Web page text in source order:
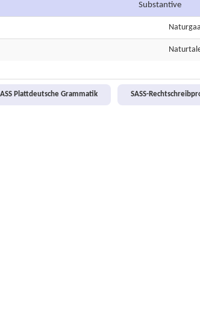
Substantive
Plattdeutsche Grammatik
SASS-